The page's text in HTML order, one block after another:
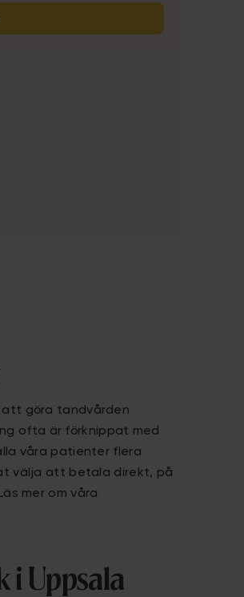
att göra tandvården
ofta är förknippat med
våra patienter flera
välja att betala direkt, på
mer om våra
i Uppsala